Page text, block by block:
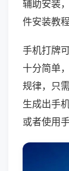
辅助安装
件安装教程
手机打牌
十分简单
规律，只
生成出手
或者使用